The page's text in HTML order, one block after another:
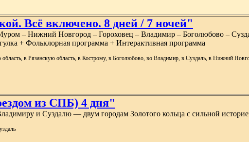
Всё включено. 8 дней / 7 ночей"
– Нижний Новгород – Гороховец – Владимир – Боголюбово –
+ Фольклорная программа + Интерактивная программа
в Рязанскую область, в Кострому, в Боголюбово, во Владимир, в Суздаль, в Нижний
из СПБ) 4 дня"
и Суздалю — двум городам Золотого кольца с сильной